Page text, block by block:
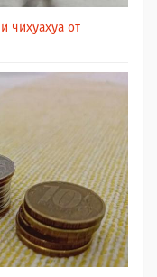
чихуахуа от